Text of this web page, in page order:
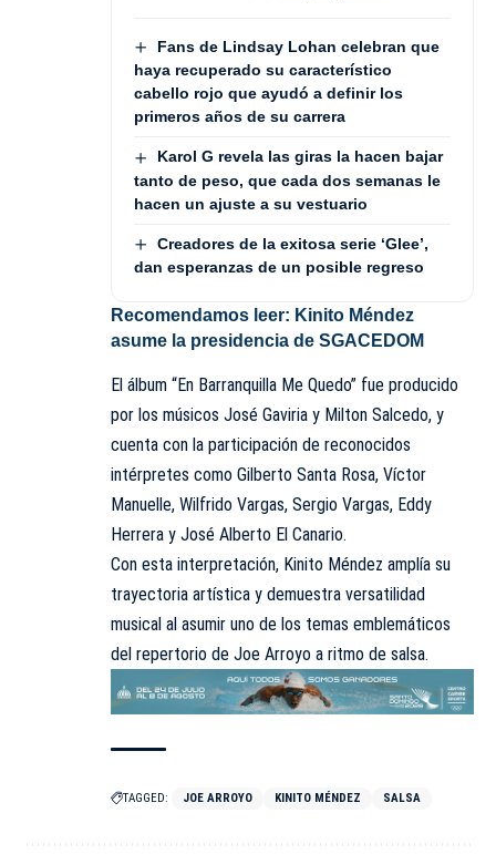
Fans de Lindsay Lohan celebran que
haya recuperado su característico
cabello rojo que ayudó a definir los
primeros años de su carrera
Karol G revela las giras la hacen bajar
tanto de peso, que cada dos semanas le
hacen un ajuste a su vestuario
Creadores de la exitosa serie ‘Glee’,
dan esperanzas de un posible regreso
Recomendamos leer: Kinito Méndez
asume la presidencia de SGACEDOM
El álbum “En Barranquilla Me Quedo” fue producido
por los músicos José Gaviria y Milton Salcedo, y
cuenta con la participación de reconocidos
intérpretes como Gilberto Santa Rosa, Víctor
Manuelle, Wilfrido Vargas, Sergio Vargas, Eddy
Herrera y José Alberto El Canario.
Con esta interpretación, Kinito Méndez amplía su
trayectoria artística y demuestra versatilidad
musical al asumir uno de los temas emblemáticos
del repertorio de Joe Arroyo a ritmo de salsa.
TAGGED: JOE ARROYO KINITO MÉNDEZ SALSA